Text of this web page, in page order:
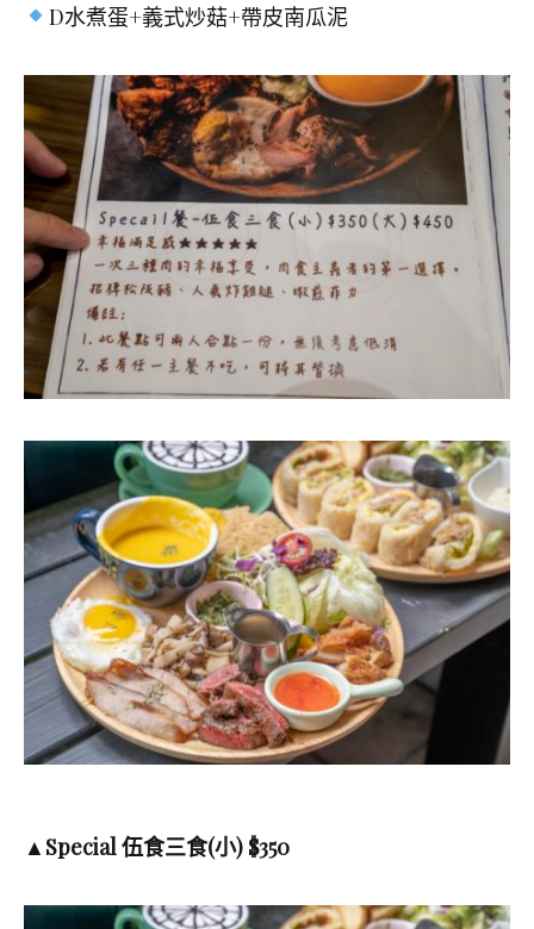
D水煮蛋+義式炒菇+帶皮南瓜泥
▲ Special 伍食三食(小) $350